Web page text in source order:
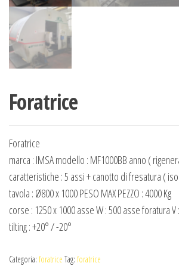
Foratrice
Foratrice
marca : IMSA modello : MF1000BB anno (
caratteristiche : 5 assi + canotto di fresatura (
tavola : Ø800 x 1000 PESO MAX PEZZO : 4000 Kg
corse : 1250 x 1000 asse W : 500 asse foratura V
tilting : +20° / -20°
Categoria: foratrice Tag: foratrice